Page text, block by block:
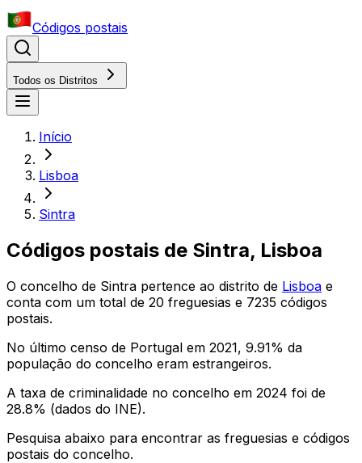
Códigos postais
Todos os Distritos
Início
Lisboa
Sintra
Códigos postais de Sintra, Lisboa
O concelho de Sintra pertence ao distrito de Lisboa e
conta com um total de 20 freguesias e 7235 códigos
postais.
No último censo de Portugal em 2021, 9.91% da
população do concelho eram estrangeiros.
A taxa de criminalidade no concelho em 2024 foi de
28.8% (dados do INE).
Pesquisa abaixo para encontrar as freguesias e códigos
postais do concelho.